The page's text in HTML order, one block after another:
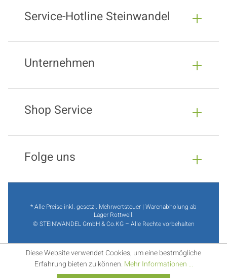
Service-Hotline Steinwandel
Unternehmen
Shop Service
Folge uns
* Alle Preise inkl. gesetzl. Mehrwertsteuer | Warenabholung ab
Lager Rottweil.
© STEINWANDEL GmbH & Co.KG – Alle Rechte vorbehalten
Diese Website verwendet Cookies, um eine bestmögliche
Erfahrung bieten zu können. Mehr Informationen ...